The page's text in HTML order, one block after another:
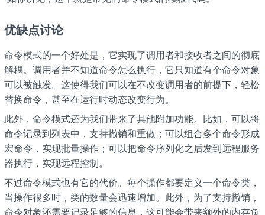
优缺点讨论
命令模式的一个好处是，它实现了调用者和接收者之间的彻底
解耦。调用者并不知道命令怎么执行，它只知道有个命令对象
可以被触发。这使得我们可以在不改变调用者的前提下，轻松
替换命令，甚至在运行时动态改变行为。
此外，命令模式还为我们带来了其他附加功能。比如，可以将
命令记录到列表中，支持撤销和重做；可以组合多个命令形成
宏命令，实现批量操作；可以把命令序列化之后发到远程服务
器执行，实现远程控制。
不过命令模式也有它的代价。每个操作都要定义一个命令类，
当操作很多时，类的数量会迅速增加。此外，为了支持撤销，
命令对象还需要记录足够的信息，这可能会带来额外的内存负